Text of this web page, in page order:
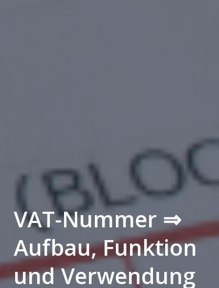
VAT-Nummer ⇒
Aufbau, Funktion
und Verwendung